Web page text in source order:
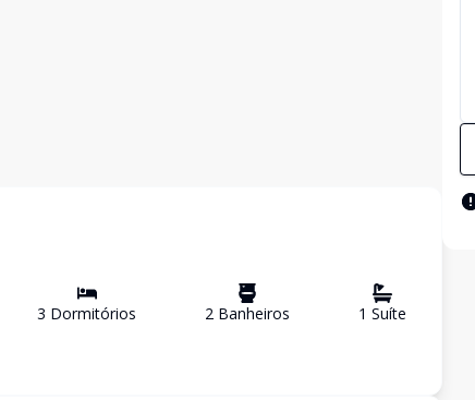
3 Dormitórios 2 Banheiros 1 Suíte